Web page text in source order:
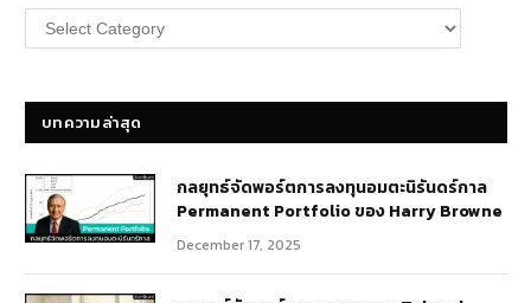
หมวด
หมู่
บทความล่าสุด
กลยุทธ์​จัดพอร์ตการลงทุนอมตะนิรันดร์กาล
Permanent Portfolio ของ Harry Browne
December 17, 2025